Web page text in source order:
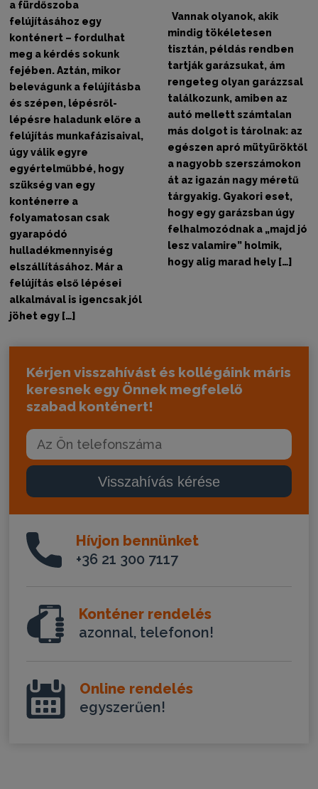
a fürdőszoba
felújításához egy
konténert – fordulhat
meg a kérdés sokunk
fejében. Aztán, mikor
belevágunk a felújításba
és szépen, lépésről-
lépésre haladunk előre a
felújítás munkafázisaival,
úgy válik egyre
egyértelműbbé, hogy
szükség van egy
konténerre a
folyamatosan csak
gyarapódó
hulladékmennyiség
elszállításához. Már a
felújítás első lépései
alkalmával is igencsak jól
jöhet egy […]
Vannak olyanok, akik
mindig tökéletesen
tisztán, példás rendben
tartják garázsukat, ám
rengeteg olyan garázzsal
találkozunk, amiben az
autó mellett számtalan
más dolgot is tárolnak: az
egészen apró mütyüröktől
a nagyobb szerszámokon
át az igazán nagy méretű
tárgyakig. Gyakori eset,
hogy egy garázsban úgy
felhalmozódnak a „majd jó
lesz valamire” holmik,
hogy alig marad hely […]
Kérjen visszahívást és kollégáink máris
keresnek egy Önnek megfelelő
szabad konténert!
Visszahívás kérése
Hívjon bennünket
+36 21 300 7117
Konténer rendelés
azonnal, telefonon!
Online rendelés
egyszerűen!